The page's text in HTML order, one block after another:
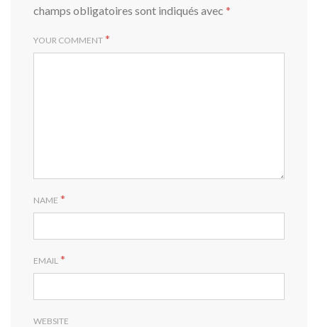
champs obligatoires sont indiqués avec *
YOUR COMMENT *
NAME *
EMAIL *
WEBSITE